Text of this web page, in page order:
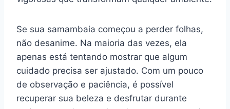
Se sua samambaia começou a perder folhas,
não desanime. Na maioria das vezes, ela
apenas está tentando mostrar que algum
cuidado precisa ser ajustado. Com um pouco
de observação e paciência, é possível
recuperar sua beleza e desfrutar durante